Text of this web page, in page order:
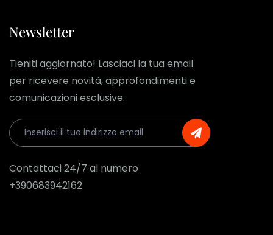
Newsletter
Tieniti aggiornato! Lasciaci la tua email
per ricevere novità, approfondimenti e
comunicazioni esclusive.
Contattaci 24/7 al numero
+390683942162